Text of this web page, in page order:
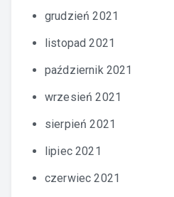
grudzień 2021
listopad 2021
październik 2021
wrzesień 2021
sierpień 2021
lipiec 2021
czerwiec 2021